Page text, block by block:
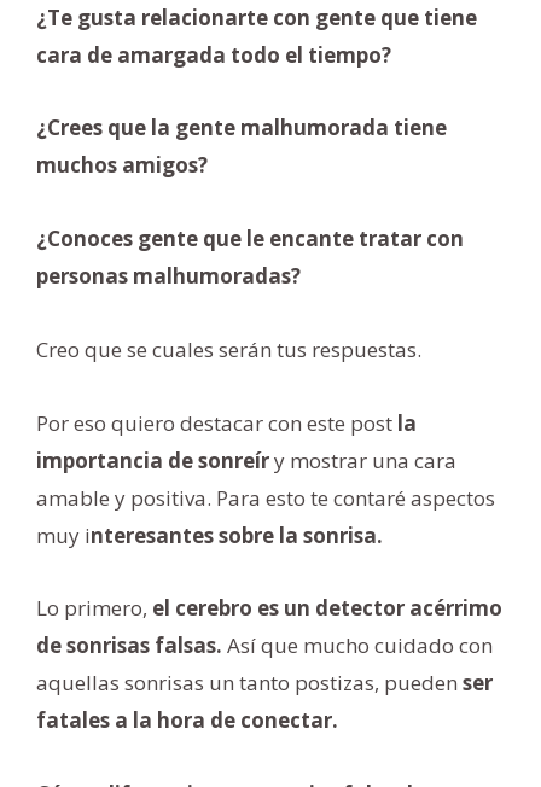
¿Te gusta relacionarte con gente que tiene
cara de amargada todo el tiempo?
¿Crees que la gente malhumorada tiene
muchos amigos?
¿Conoces gente que le encante tratar con
personas malhumoradas?
Creo que se cuales serán tus respuestas.
Por eso quiero destacar con este post la
importancia de sonreíry mostrar una cara
amable y positiva. Para esto te contaré aspectos
muy interesantes sobre la sonrisa.
Lo primero, el cerebro es un detector acérrimo
de sonrisas falsas. Así que mucho cuidado con
aquellas sonrisas un tanto postizas, pueden ser
fatales a la hora de conectar.